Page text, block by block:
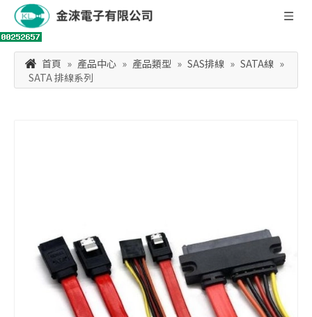
首頁 » 產品中心 » 產品類型 » SAS排線 » SATA線 »
SATA 排線系列